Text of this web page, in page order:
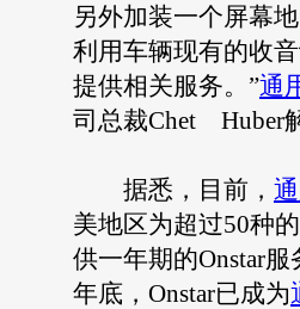
另外加装一个屏幕
利用车辆现有的收
提供相关服务。”通
司总裁Chet Huber
据悉，目前，
美地区为超过50种
供一年期的Onstar
年底，Onstar已成为